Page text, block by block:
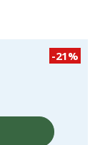
-21%